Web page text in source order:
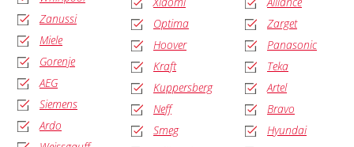
Zanussi
Miele
Gorenje
AEG
Siemens
Ardo
Optima
Hoover
Kraft
Kuppersberg
Neff
Smeg
Zarget
Panasonic
Teka
Artel
Bravo
Hyundai